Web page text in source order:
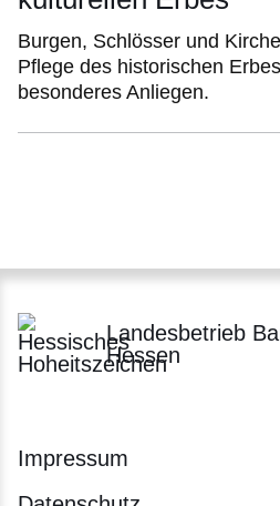
Burgen, Schlösser und
Pflege des historischen
besonderes Anliegen.
Landesbetrieb
Hessen
Impressum